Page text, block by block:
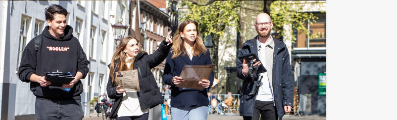
in Dordrecht Vanaf€ 37,50p.p. excl. BTW
komen samen bij de VR-games van Dordt Events. In hartje Dordrecht wordt uw
locatie. Na een korte ...
Favoriet